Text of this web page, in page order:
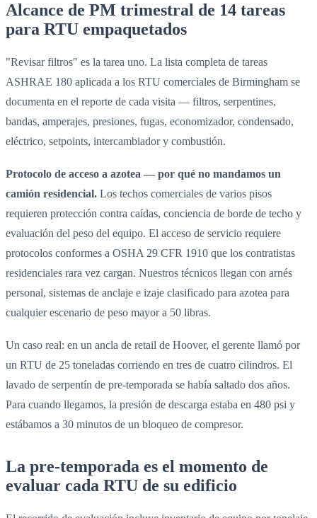
Alcance de PM trimestral de 14 tareas
para RTU empaquetados
"Revisar filtros" es la tarea uno. La lista completa de tareas
ASHRAE 180 aplicada a los RTU comerciales de Birmingham se
documenta en el reporte de cada visita — filtros, serpentines,
bandas, amperajes, presiones, fugas, economizador, condensado,
eléctrico, setpoints, intercambiador y combustión.
Protocolo de acceso a azotea — por qué no mandamos un
camión residencial. Los techos comerciales de varios pisos
requieren protección contra caídas, conciencia de borde de techo y
evaluación del peso del equipo. El acceso de servicio requiere
protocolos conformes a OSHA 29 CFR 1910 que los contratistas
residenciales rara vez cargan. Nuestros técnicos llegan con arnés
personal, sistemas de anclaje e izaje clasificado para azotea para
cualquier escenario de peso mayor a 50 libras.
Un caso real: en un ancla de retail de Hoover, el gerente llamó por
un RTU de 25 toneladas corriendo en tres de cuatro cilindros. El
lavado de serpentín de pre-temporada se había saltado dos años.
Para cuando llegamos, la presión de descarga estaba en 480 psi y
estábamos a 30 minutos de un bloqueo de compresor.
La pre-temporada es el momento de
evaluar cada RTU de su edificio